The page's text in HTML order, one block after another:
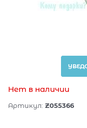
Нет в наличии
Артикул: Z055366